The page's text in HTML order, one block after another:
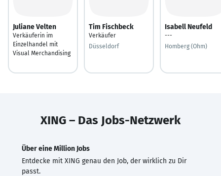
Juliane Velten
Verkäuferin im
Einzelhandel mit
Visual Merchandising
Tim Fischbeck
Verkäufer
Düsseldorf
Isabell Neufeld
---
Homberg (Ohm)
XING – Das Jobs-Netzwerk
Über eine Million Jobs
Entdecke mit XING genau den Job, der wirklich zu Dir
passt.